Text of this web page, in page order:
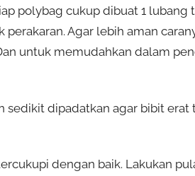
polybag cukup dibuat 1 lubang
Agar lebih aman
untuk memudahkan dalam
sedikit dipadatkan agar bibit erat
dengan baik. Lakukan